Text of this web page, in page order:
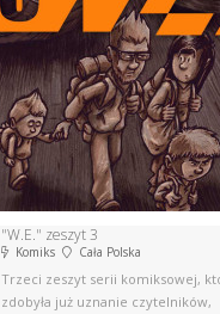
"W.E." zeszyt 3
Komiks Cała Polska
Trzeci zeszyt serii komiksowej,
zdobyła już uznanie czytelników,